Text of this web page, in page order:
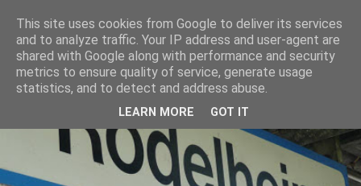
This site uses cookies from Google to deliver its services
and to analyze traffic. Your IP address and user-agent are
shared with Google along with performance and security
metrics to ensure quality of service, generate usage
statistics, and to detect and address abuse.
LEARN MORE GOT IT